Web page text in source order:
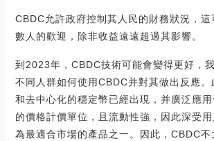
CBDC允許政府控制其人民的財務狀況，這
數人的歡迎，除非收益遠遠超過其影響。
到2023年，CBDC技術可能會變得更好，
不同人群如何使用CBDC并對其做出反應
和去中心化的穩定幣已經出現，并廣泛應
的價格計價單位，且流動性強，因此深受
為最適合市場的產品之一。因此，CBDC